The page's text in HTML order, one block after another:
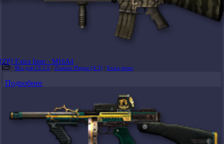
[ZP] Extra Item - M16A4
Все для CS 1.6 / Zombie Plague [4.3] / Extra items
Подробнее